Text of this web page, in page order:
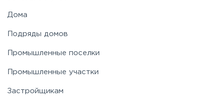
Дома
Подряды домов
Промышленные поселки
Промышленные участки
Застройщикам